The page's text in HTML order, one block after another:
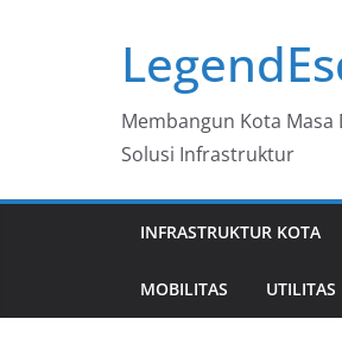
Membangun Kota
Solusi Infrastruktur
INFRASTRUKTUR KOTA
MOBILITAS UTILITAS